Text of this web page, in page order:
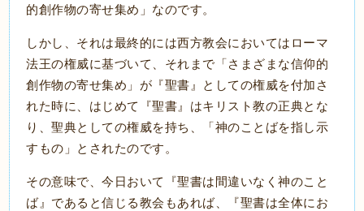
的創作物の寄せ集め」なのです。
しかし、それは最終的には西方教会においてはローマ
法王の権威に基づいて、それまで「さまざまな信仰的
創作物の寄せ集め」が『聖書』としての権威を付加さ
れた時に、はじめて『聖書』はキリスト教の正典とな
り、聖典としての権威を持ち、「神のことばを指し示
すもの」とされたのです。
その意味で、今日おいて『聖書は間違いなく神のこと
ば』であると信じる教会もあれば、『聖書は全体にお